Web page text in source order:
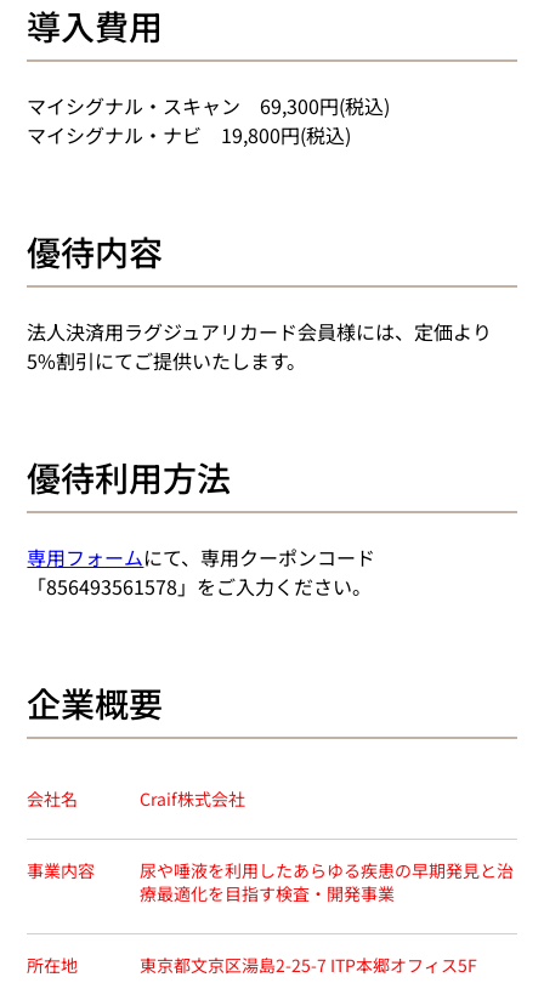
優待利用方法
​導入費用
優待内容
企業概要
東京都文京区湯島2-25-7 ITP本郷オフィス5F
所在地
尿や唾液を利用したあらゆる疾患の早期発見と治
療最適化を目指す検査・開発事業
​事業内容
Craif株式会社
会社名
マイシグナル・スキャン　69,300円(税込)
マイシグナル・ナビ　19,800円(税込)
法人決済用ラグジュアリカード会員様には、定価より
5%割引にてご提供いたします。
専用フォームにて、専用クーポンコード
「856493561578」をご入力ください。